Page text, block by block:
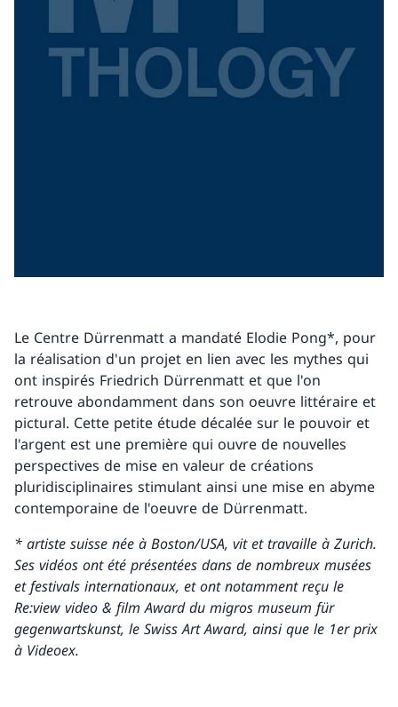
Le Centre Dürrenmatt a mandaté Elodie Pong*, pour
la réalisation d'un projet en lien avec les mythes qui
ont inspirés Friedrich Dürrenmatt et que l'on
retrouve abondamment dans son oeuvre littéraire et
pictural. Cette petite étude décalée sur le pouvoir et
l'argent est une première qui ouvre de nouvelles
perspectives de mise en valeur de créations
pluridisciplinaires stimulant ainsi une mise en abyme
contemporaine de l'oeuvre de Dürrenmatt.
* artiste suisse née à Boston/USA, vit et travaille à Zurich.
Ses vidéos ont été présentées dans de nombreux musées
et festivals internationaux, et ont notamment reçu le
Re:view video & film Award du migros museum für
gegenwartskunst, le Swiss Art Award, ainsi que le 1er prix
à Videoex.